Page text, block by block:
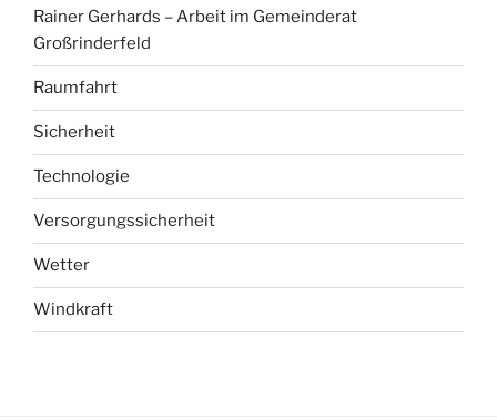
Rainer Gerhards – Arbeit im Gemeinderat
Großrinderfeld
Raumfahrt
Sicherheit
Technologie
Versorgungssicherheit
Wetter
Windkraft